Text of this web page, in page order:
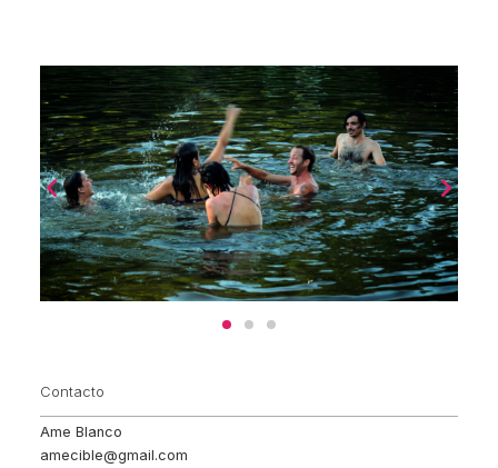
Contacto
Ame Blanco
amecible@gmail.com